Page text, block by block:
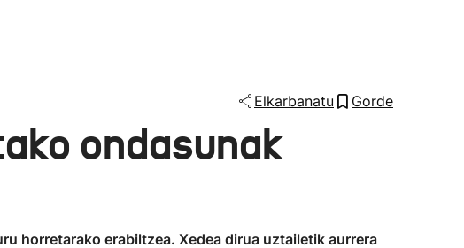
Elkarbanatu Gorde
ondasunak
horretarako erabiltzea. Xedea dirua uztailetik aurrera